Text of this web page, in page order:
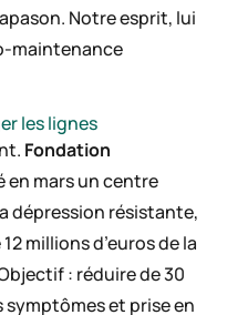
Notre esprit, lui
maintenance
les lignes
Fondation
en mars un centre
dépression résistante,
millions d’euros de la
: réduire de 30
symptômes et prise en